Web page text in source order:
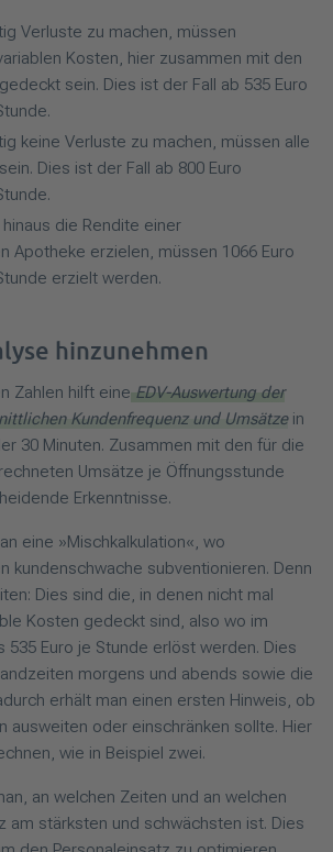
Verluste zu machen, müssen
Kosten, hier zusammen mit den
sein. Dies ist der Fall ab 535 Euro
keine Verluste zu machen, müssen alle
Dies ist der Fall ab 800 Euro
die Rendite einer
Apotheke erzielen, müssen 1066 Euro
erzielt werden.
hinzunehmen
Zahlen hilft eine EDV-Auswertung der
Kundenfrequenz und Umsätzein
30 Minuten. Zusammen mit den für die
Umsätze je Öffnungsstunde
Erkenntnisse.
eine »Mischkalkulation«, wo
kundenschwache subventionieren. Denn
Dies sind die, in denen nicht mal
Kosten gedeckt sind, also wo im
535 Euro je Stunde erlöst werden. Dies
morgens und abends sowie die
erhält man einen ersten Hinweis, ob
ausweiten oder einschränken sollte. Hier
wie in Beispiel zwei.
an welchen Zeiten und an welchen
am stärksten und schwächsten ist. Dies